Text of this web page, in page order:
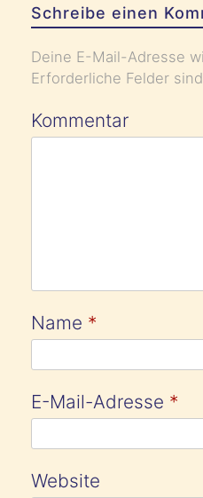
Schreibe einen
Deine E-Mail-Adresse
Erforderliche Felder
Kommentar
Name *
E-Mail-Adresse *
Website